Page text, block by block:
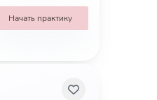
Начать практику